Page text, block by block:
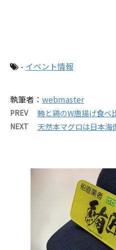
- イベント情報
執筆者： webmaster
PREV 鮪と鶏のW唐揚げ食
NEXT 天然本マグロは日本海